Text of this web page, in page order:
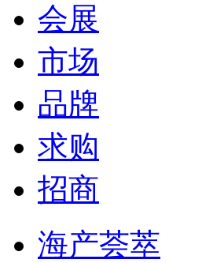
会展
市场
品牌
求购
招商
海产荟萃